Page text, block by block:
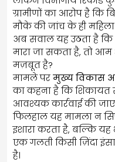
ग्रामीणों का आरोप है कि
मौके की जांच के ही महिला
अब सवाल यह उठता है
मारा जा सकता है, तो
मज़बूत है?
मामले परमुख्य विकास
का कहना है कि शिकायत
आवश्यक कार्रवाई की
फिलहाल यह मामला न
इशारा करता है, बल्कि यह
एक गलती किसी ज़िंदा
है।